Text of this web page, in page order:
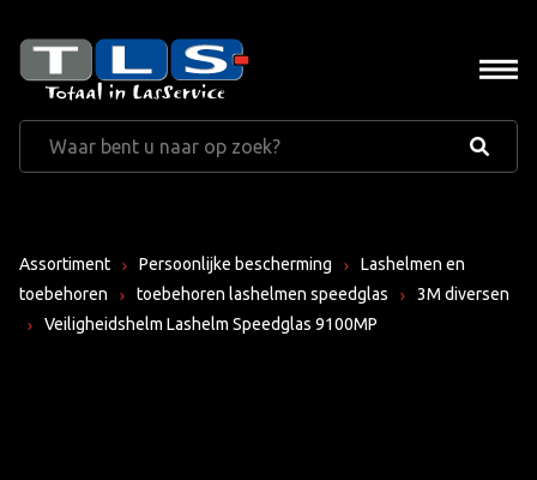
Assortiment Persoonlijke bescherming
Lashelmen en
toebehoren
toebehoren lashelmen speedglas
3M diversen
Veiligheidshelm Lashelm Speedglas 9100MP